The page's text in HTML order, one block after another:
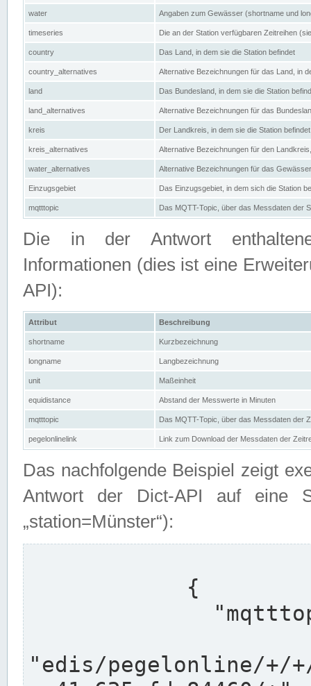
water Angaben zum Gewässer (shortname und
timeseries Die an der Station verfügbaren Zeitreihen
country Das Land, in dem sie die Station befindet
country_alternatives Alternative Bezeichnungen für das Land, in
land Das Bundesland, in dem sie die Station
land_alternatives Alternative Bezeichnungen für das
kreis Der Landkreis, in dem sie die Station befindet
kreis_alternatives Alternative Bezeichnungen für den
water_alternatives Alternative Bezeichnungen für das
Einzugsgebiet Das Einzugsgebiet, in dem sich die Station
mqtttopic Das MQTT-Topic, über das Messdaten der
Die in der Antwort
Informationen (dies ist eine
API):
Attribut Beschreibung
shortname Kurzbezeichnung
longname Langbezeichnung
unit Maßeinheit
equidistance Abstand der Messwerte in Minuten
mqtttopic Das MQTT-Topic, über das Messdaten der
pegelonlinelink Link zum Download der Messdaten der
Das nachfolgende Beispiel zeigt
Antwort der Dict-API auf eine
„station=Münster“):
"edis/pegelonline/+/